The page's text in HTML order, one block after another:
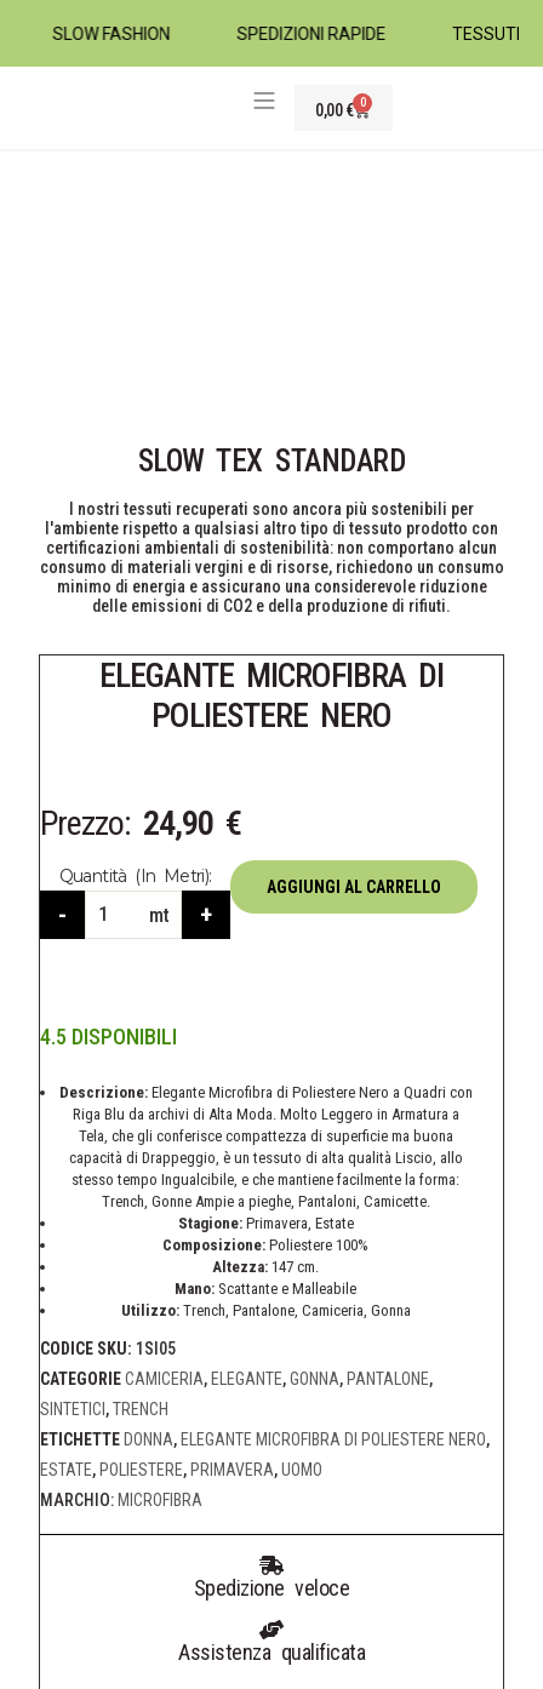
SLOW FASHION SPEDIZIONI RAPIDE TESSUTI
0,00€ 0
SLOW TEX STANDARD
I nostri tessuti recuperati sono ancora più sostenibili per
l'ambiente rispetto a qualsiasi altro tipo di tessuto prodotto con
certificazioni ambientali di sostenibilità: non comportano alcun
consumo di materiali vergini e di risorse, richiedono un consumo
minimo di energia e assicurano una considerevole riduzione
delle emissioni di CO2 e della produzione di rifiuti.
ELEGANTE MICROFIBRA DI
POLIESTERE NERO
Prezzo: 24,90 €
Quantità (in Metri):
- mt +
AGGIUNGI AL CARRELLO
4.5 DISPONIBILI
Descrizione: Elegante Microfibra di Poliestere Nero a Quadri con
Riga Blu da archivi di Alta Moda. Molto Leggero in Armatura a
Tela, che gli conferisce compattezza di superficie ma buona
capacità di Drappeggio, è un tessuto di alta qualità Liscio, allo
stesso tempo Ingualcibile, e che mantiene facilmente la forma:
Trench, Gonne Ampie a pieghe, Pantaloni, Camicette.
Stagione: Primavera, Estate
Composizione: Poliestere 100%
Altezza: 147 cm.
Mano: Scattante e Malleabile
Utilizzo: Trench, Pantalone, Camiceria, Gonna
CODICE SKU: 1SI05
CATEGORIECAMICERIA, ELEGANTE,GONNA, PANTALONE,
SINTETICI ,TRENCH
ETICHETTE DONNA, ELEGANTE MICROFIBRA DI POLIESTERE NERO,
ESTATE, POLIESTERE, PRIMAVERA,UOMO
MARCHIO: MICROFIBRA
Spedizione veloce
Assistenza qualificata